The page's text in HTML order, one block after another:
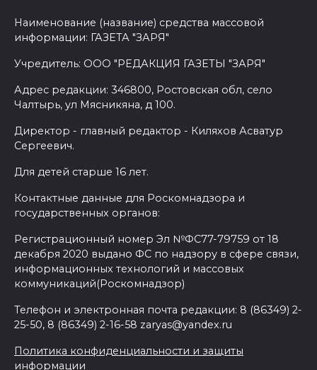
Наименование (название) средства массовой
информации: ГАЗЕТА "ЗАРЯ"
Учредитель: ООО "РЕДАКЦИЯ ГАЗЕТЫ "ЗАРЯ"
Адрес редакции: 346800, Ростовская обл, село
Чалтырь, ул Мясникяна, д 100.
Директор - главный редактор - Киляхов Асватур
Сергеевич.
Для детей старше 16 лет.
Контактные данные для Роскомнадзора и
государственных органов:
Регистрационный номер Эл №ФС77-79759 от 18
декабря 2020 выдано ФС по надзору в сфере связи,
информационных технологий и массовых
коммуникаций(Роскомнадзор)
Телефон и электронная почта редакции: 8 (86349) 2-
25-50, 8 (86349) 2-16-58 zaryas@yandex.ru
Политика конфиденциальности и защиты
информации